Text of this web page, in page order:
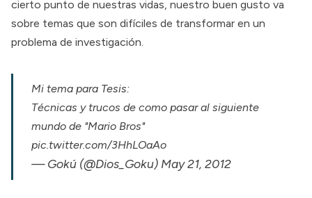
cierto punto de nuestras vidas, nuestro buen gusto va
sobre temas que son difíciles de transformar en un
problema de investigación.
Mi tema para Tesis:
Técnicas y trucos de como pasar al siguiente
mundo de "Mario Bros"
pic.twitter.com/3HhLOaAo
— Gokú (@Dios_Goku) May 21, 2012